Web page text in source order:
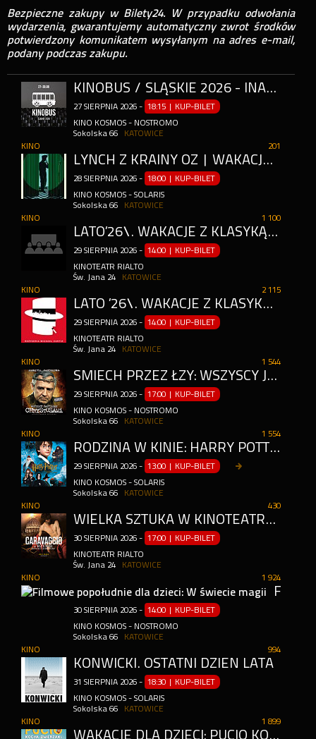
Bezpieczne zakupy w Bilety24. W przypadku odwołania
wydarzenia, gwarantujemy automatyczny zwrot środków
potwierdzony komunikatem wysyłanym na adres e-mail,
podany podczas zakupu.
KINOBUS / ŚLĄSKIE 2026 - INAUGURACJA + POKAZ FILMU „ARCHIKOSMOS”
27 SIERPNIA 2026 - 18:15 | KUP-BILET
KINO KOSMOS - NOSTROMO
Sokolska 66
KATOWICE
201
KINO
LYNCH Z KRAINY OZ | WAKACJE Z DOKUMENTEM
28 SIERPNIA 2026 - 18:00 | KUP-BILET
KINO KOSMOS - SOLARIS
Sokolska 66
KATOWICE
1 100
KINO
LATO’26\. WAKACJE Z KLASYKĄ KINA - CASABLANCA
29 SIERPNIA 2026 - 14:00 | KUP-BILET
KINOTEATR RIALTO
Św. Jana 24
KATOWICE
2 115
KINO
LATO ’26\. WAKACJE Z KLASYKĄ KINA - CASABLANCA
29 SIERPNIA 2026 - 14:00 | KUP-BILET
KINOTEATR RIALTO
Św. Jana 24
KATOWICE
1 544
KINO
ŚMIECH PRZEZ ŁZY: WSZYSCY JESTEŚMY CHRYSTUSAMI + SPOTKANIE Z REŻYSEREM
29 SIERPNIA 2026 - 17:00 | KUP-BILET
KINO KOSMOS - NOSTROMO
Sokolska 66
KATOWICE
1 554
KINO
RODZINA W KINIE: HARRY POTTER I KAMIEŃ FILOZOFICZNY. 25\. ROCZNICA PREMIERY (DUBBING)
29 SIERPNIA 2026 - 13:00 | KUP-BILET
KINO KOSMOS - SOLARIS
Sokolska 66
KATOWICE
430
KINO
WIELKA SZTUKA W KINOTEATRZE RIALTO - CARAVAGGIO W RZYMIE: SZTUKA I JUBILEUSZ
30 SIERPNIA 2026 - 17:00 | KUP-BILET
KINOTEATR RIALTO
Św. Jana 24
KATOWICE
1 924
KINO
30 SIERPNIA 2026 - 14:00 | KUP-BILET
KINO KOSMOS - NOSTROMO
Sokolska 66
KATOWICE
994
KINO
KONWICKI. OSTATNI DZIEŃ LATA
31 SIERPNIA 2026 - 18:30 | KUP-BILET
KINO KOSMOS - SOLARIS
Sokolska 66
KATOWICE
1 899
KINO
WAKACJE DLA DZIECI: PUCIO KOCHA ZWIERZAKI